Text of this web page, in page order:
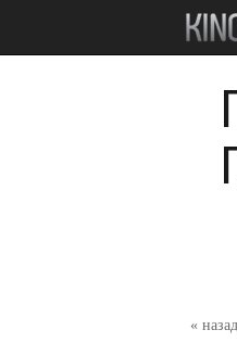
« назад